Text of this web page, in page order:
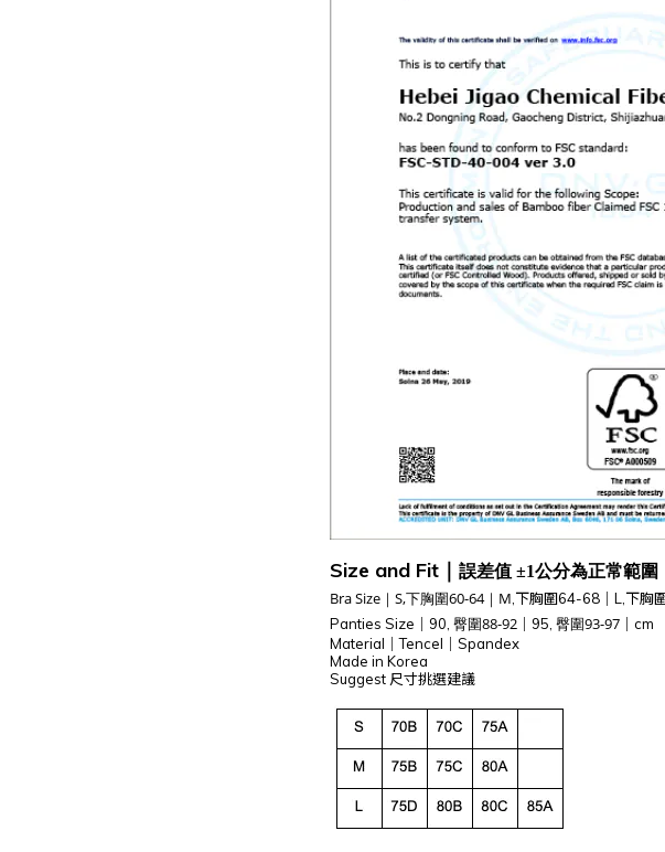
Size and Fit｜ 誤差值 ±1公分為正常範圍
Bra Size｜S,下胸圍60-64｜M,下胸圍64-68｜L,下胸
Panties Size ｜90, 臀圍88-92｜ 95, 臀圍93-97｜ cm
Material ｜Tencel
Spandex
Made in Korea
Suggest 尺寸挑選建議